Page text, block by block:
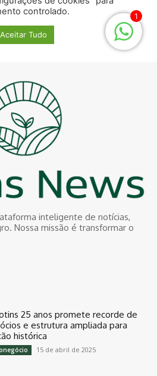
inteligente de notícias,
Nossa missão é transformar o
25 anos promete recorde de
e estrutura ampliada para
histórica
15 de abril de 2025